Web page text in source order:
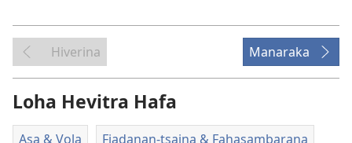
Hiverina Manaraka
Loha Hevitra Hafa
Asa & Vola Fiadanan-tsaina & Fahasambarana